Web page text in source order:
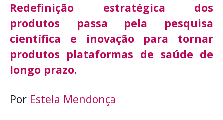
Redefinição estratégica dos
produtos passa pela pesquisa
científica e inovação para tornar
produtos plataformas de saúde de
longo prazo.
Por Estela Mendonça